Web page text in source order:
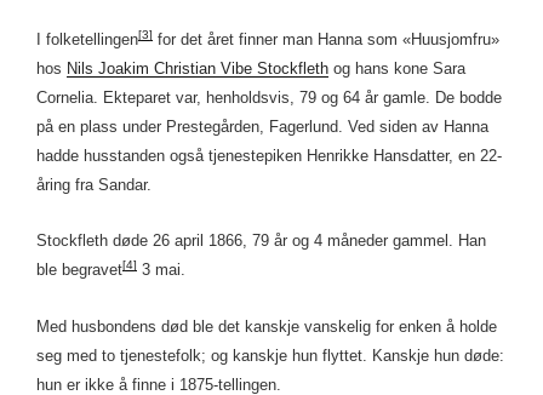
I folketellingen[3] for det året finner man Hanna som «Huusjomfru»
hos Nils Joakim Christian Vibe Stockfleth og hans kone Sara
Cornelia. Ekteparet var, henholdsvis, 79 og 64 år gamle. De bodde
på en plass under Prestegården, Fagerlund. Ved siden av Hanna
hadde husstanden også tjenestepiken Henrikke Hansdatter, en 22-
åring fra Sandar.
Stockfleth døde 26 april 1866, 79 år og 4 måneder gammel. Han
ble begravet[4] 3 mai.
Med husbondens død ble det kanskje vanskelig for enken å holde
seg med to tjenestefolk; og kanskje hun flyttet. Kanskje hun døde:
hun er ikke å finne i 1875-tellingen.